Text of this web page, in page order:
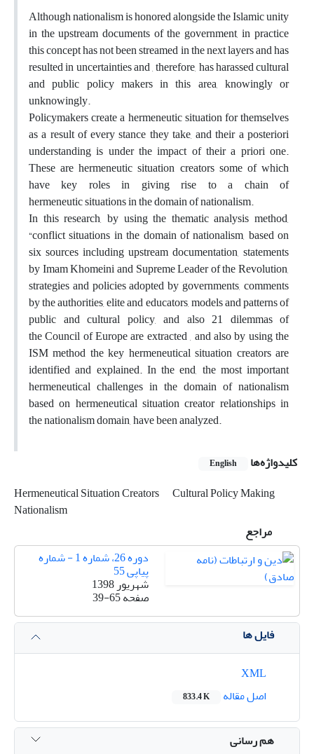
Although nationalism is honored alongside the Islamic unity
in the upstream documents of the government, in practice
this concept has not been streamed in the next layers and has
resulted in uncertainties and , therefore, has harassed cultural
and public policy makers in this area, knowingly or
unknowingly.
Policymakers create a hermeneutic situation for themselves
as a result of every stance they take, and their a posteriori
understanding is under the impact of their a priori one.
These are hermeneutic situation creators some of which
have key roles in giving rise to a chain of
hermeneutic situations in the domain of nationalism.
In this research, by using the thematic analysis method,
“conflict situations in the domain of nationalism, based on
six sources including upstream documentation, statements
by Imam Khomeini and Supreme Leader of the Revolution,
strategies and policies adopted by governments, comments
by the authorities, elite and educators, models and patterns of
public and cultural policy, and also 21 dilemmas of
the Council of Europe are extracted , and also by using the
ISM method the key hermeneutical situation creators are
identified and explained. In the end, the most important
hermeneutical challenges in the domain of nationalism
based on hermeneutical situation creator relationships in
the nationalism domain, have been analyzed.
کلیدواژه‌ها
English
Hermeneutical Situation Creators
Cultural Policy Making
Nationalism
مراجع
دوره 26، شماره 1 - شماره
پیاپی 55
شهریور 1398
صفحه39-65
فایل ها
اصل مقاله
833.4 K
هم رسانی